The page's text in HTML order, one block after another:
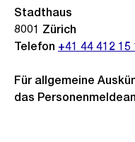
Für allgemeine
das
Stadthaus
8001 Zürich
Telefon +41 44 412 15